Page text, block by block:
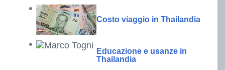
Costo viaggio in Thailandia
Educazione e usanze in
Thailandia